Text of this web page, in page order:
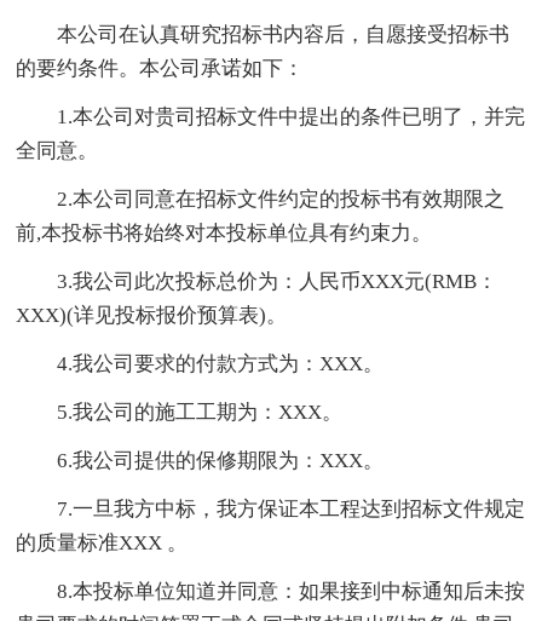
本公司在认真研究招标书内容后，自愿接受招标书
的要约条件。本公司承诺如下：
1.本公司对贵司招标文件中提出的条件已明了，并完
全同意。
2.本公司同意在招标文件约定的投标书有效期限之
前,本投标书将始终对本投标单位具有约束力。
3.我公司此次投标总价为：人民币XXX元(RMB：
XXX)(详见投标报价预算表)。
4.我公司要求的付款方式为：XXX。
5.我公司的施工工期为：XXX。
6.我公司提供的保修期限为：XXX。
7.一旦我方中标，我方保证本工程达到招标文件规定
的质量标准XXX 。
8.本投标单位知道并同意：如果接到中标通知后未按